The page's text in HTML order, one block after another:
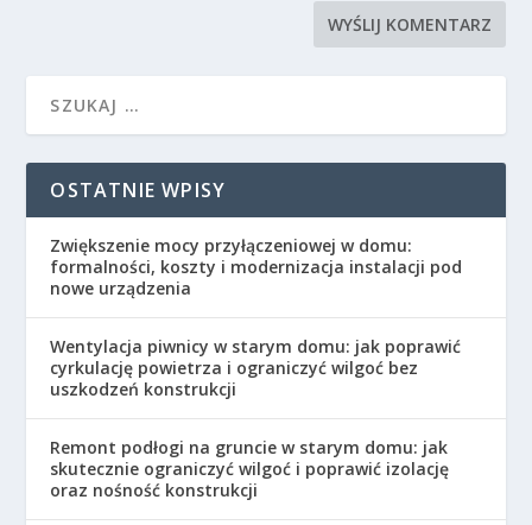
OSTATNIE WPISY
Zwiększenie mocy przyłączeniowej w domu:
formalności, koszty i modernizacja instalacji pod
nowe urządzenia
Wentylacja piwnicy w starym domu: jak poprawić
cyrkulację powietrza i ograniczyć wilgoć bez
uszkodzeń konstrukcji
Remont podłogi na gruncie w starym domu: jak
skutecznie ograniczyć wilgoć i poprawić izolację
oraz nośność konstrukcji